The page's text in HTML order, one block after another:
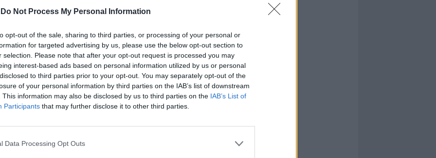
Do Not Process My Personal Information
opt-out of the sale, sharing to third parties, or processing of your personal or
for targeted advertising by us, please use the below opt-out section to
selection. Please note that after your opt-out request is processed you may
interest-based ads based on personal information utilized by us or personal
to third parties prior to your opt-out. You may separately opt-out of the
of your personal information by third parties on the IAB’s list of downstream
This information may also be disclosed by us to third parties on the IAB’s List of
Participants that may further disclose it to other third parties.
Data Processing Opt Outs
Molinari
Qual è la
Europee